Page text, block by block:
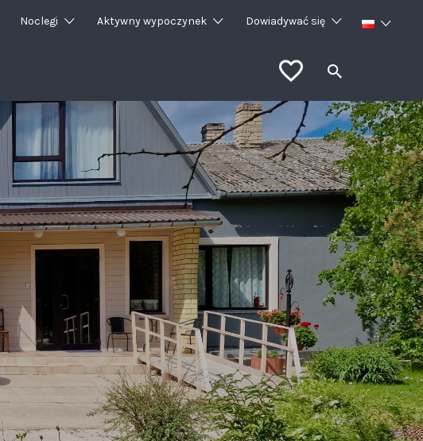
Noclegi Aktywny wypoczynek Dowiadywać się